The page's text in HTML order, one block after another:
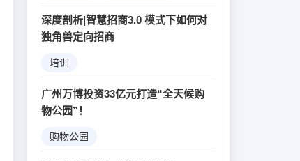
大数据 机器人
深度剖析|智慧招商3.0 模式下如何对
独角兽定向招商
培训
广州万博投资33亿元打造“全天候购
物公园”！
购物公园